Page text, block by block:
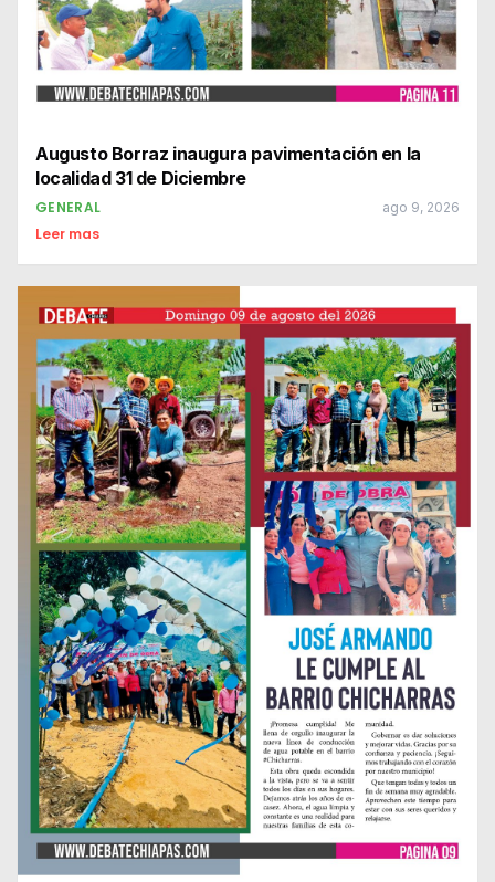
Augusto Borraz inaugura pavimentación en la
localidad 31 de Diciembre
GENERAL ago 9, 2026
Leer mas